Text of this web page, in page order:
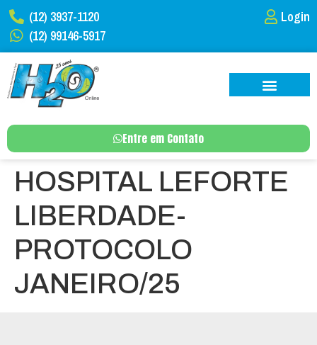
(12) 3937-1120
(12) 99146-5917
Login
Entre em Contato
HOSPITAL LEFORTE
LIBERDADE-
PROTOCOLO
JANEIRO/25